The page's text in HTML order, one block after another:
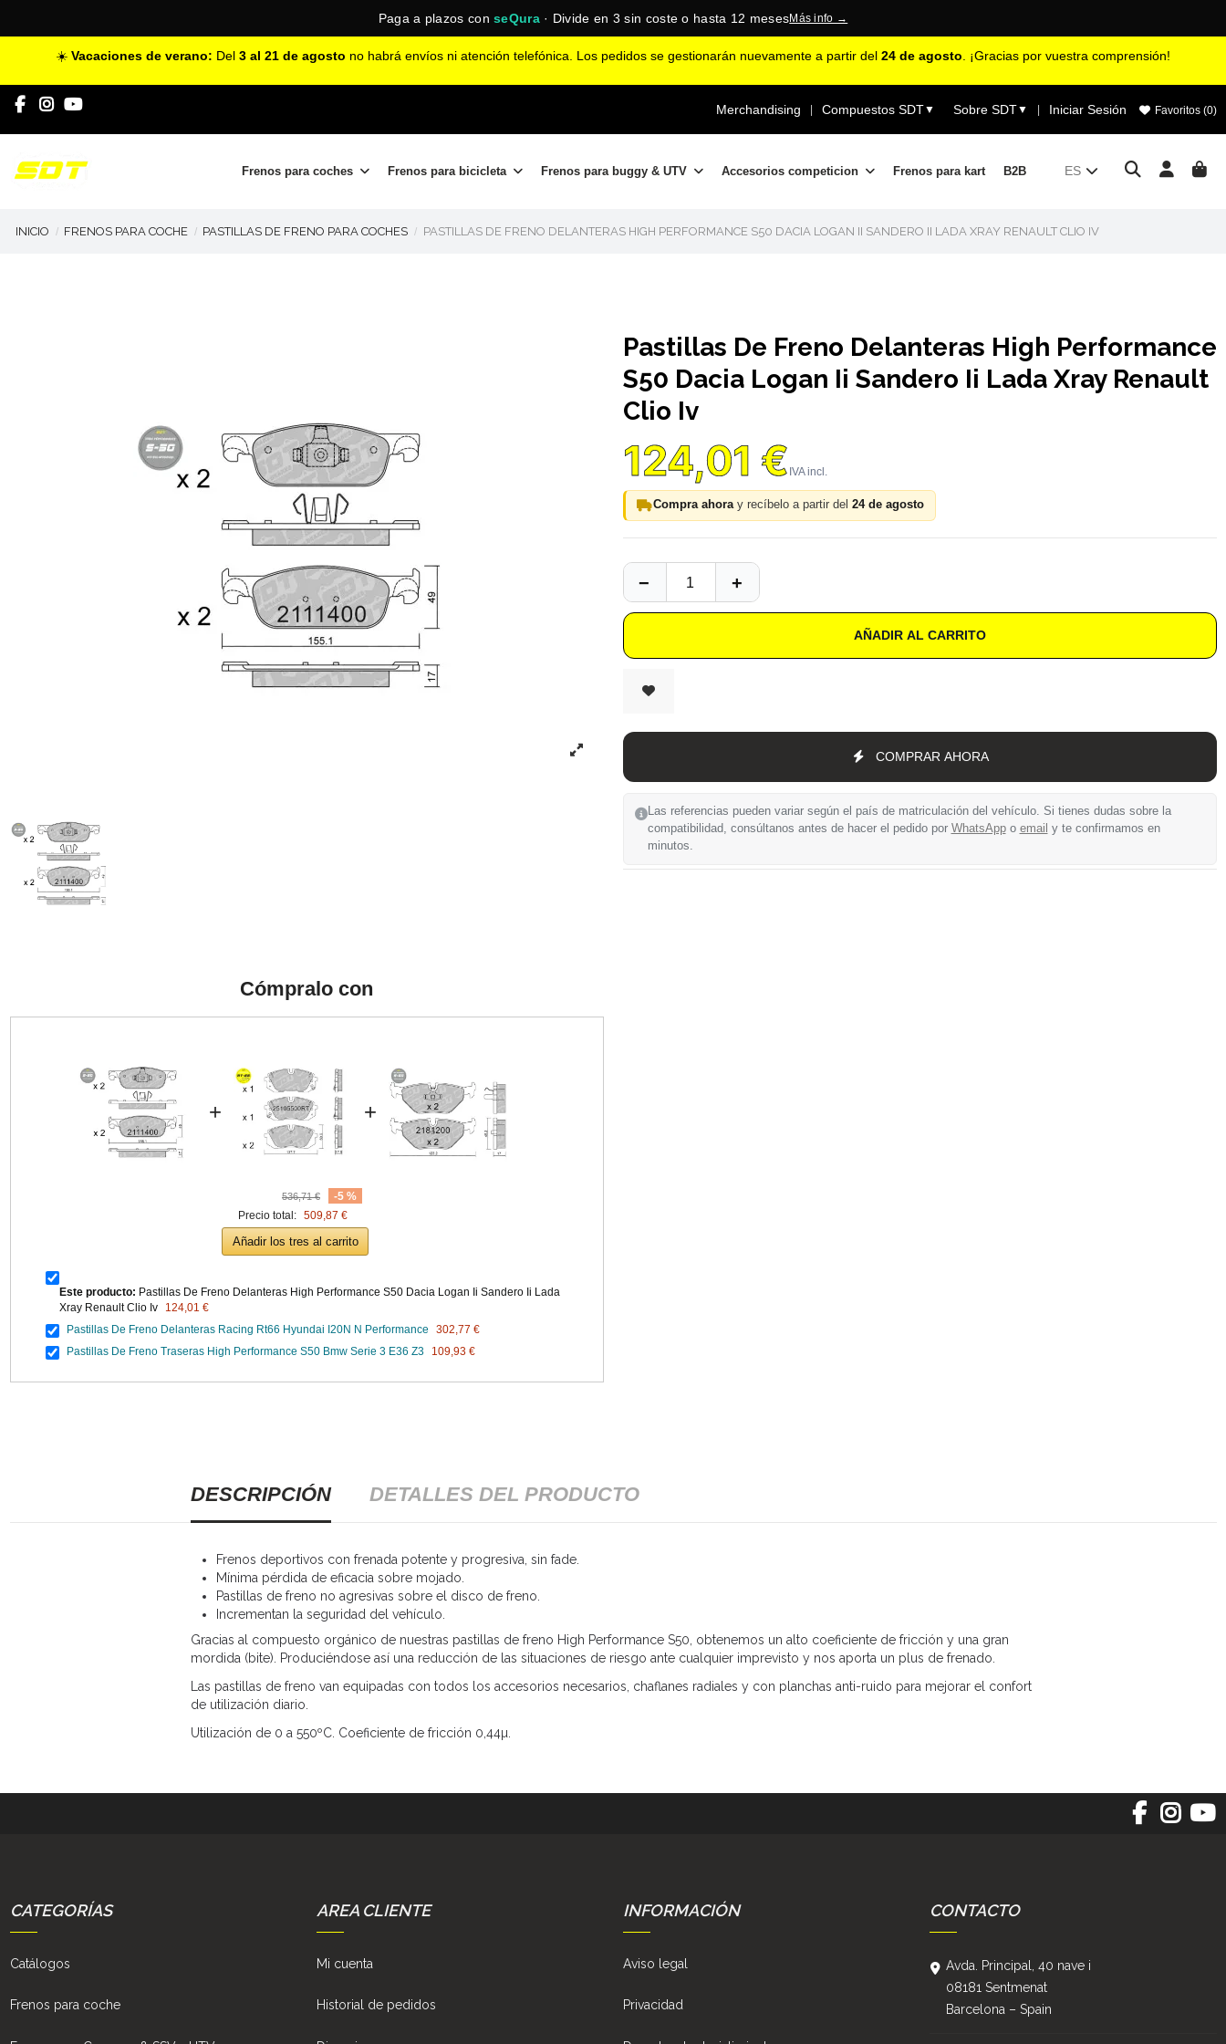
Paga a plazos conseQura· Divide en 3 sin coste o hasta 12 mesesMás info →
☀️ Vacaciones de verano: Del 3 al 21 de agosto no habrá envíos ni atención telefónica. Los pedidos se gestionarán nuevamente a partir del 24 de agosto . ¡Gracias por vuestra comprensión!
Merchandising | Compuestos SDT▼ Sobre SDT▼ | Iniciar Sesión Favoritos (0)
Frenos para coches Frenos para bicicleta Frenos para buggy & UTV Accesorios competicion Frenos para kart B2B ES
INICIO FRENOS PARA COCHE PASTILLAS DE FRENO PARA COCHES PASTILLAS DE FRENO DELANTERAS HIGH PERFORMANCE S50 DACIA LOGAN II SANDERO II LADA XRAY RENAULT CLIO IV
Cómpralo con
+ +
536,71 €
-5 %
Precio total: 509,87 €
Añadir los tres al carrito
Este producto: Pastillas De Freno Delanteras High Performance S50 Dacia Logan Ii Sandero Ii Lada
Xray Renault Clio Iv
124,01 €
Pastillas De Freno Delanteras Racing Rt66 Hyundai I20N N Performance
302,77 €
Pastillas De Freno Traseras High Performance S50 Bmw Serie 3 E36 Z3
109,93 €
Pastillas De Freno Delanteras High Performance
S50 Dacia Logan Ii Sandero Ii Lada Xray Renault
Clio Iv
124,01 €
Compra ahoray recíbelo a partir del 24 de agosto
AÑADIR AL CARRITO
COMPRAR AHORA
Las referencias pueden variar según el país de matriculación del vehículo. Si tienes dudas sobre la
compatibilidad, consúltanos antes de hacer el pedido por WhatsAppo email y te confirmamos en
minutos.
DESCRIPCIÓN DETALLES DEL PRODUCTO
Frenos deportivos con frenada potente y progresiva, sin fade.
Mínima pérdida de eficacia sobre mojado.
Pastillas de freno no agresivas sobre el disco de freno.
Incrementan la seguridad del vehículo.
Gracias al compuesto orgánico de nuestras pastillas de freno High Performance S50, obtenemos un alto coeficiente de fricción y una gran
mordida (bite). Produciéndose así una reducción de las situaciones de riesgo ante cualquier imprevisto y nos aporta un plus de frenado.
Las pastillas de freno van equipadas con todos los accesorios necesarios, chaflanes radiales y con planchas anti-ruido para mejorar el confort
de utilización diario.
Utilización de 0 a 550ºC. Coeficiente de fricción 0,44µ.
CATEGORÍAS
Catálogos
Frenos para coche
AREA CLIENTE
Mi cuenta
Historial de pedidos
INFORMACIÓN
Aviso legal
Privacidad
CONTACTO
Avda. Principal, 40 nave i
08181 Sentmenat
Barcelona – Spain